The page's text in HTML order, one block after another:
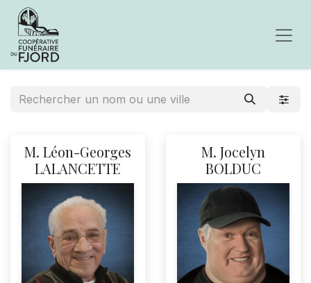
M. Léon-Georges
LALANCETTE
M. Jocelyn
BOLDUC